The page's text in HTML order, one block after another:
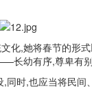
,她将春节的形
长幼有序,尊卑有
时,也应当将民